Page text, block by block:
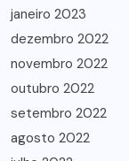
janeiro 2023
dezembro 2022
novembro 2022
outubro 2022
setembro 2022
agosto 2022